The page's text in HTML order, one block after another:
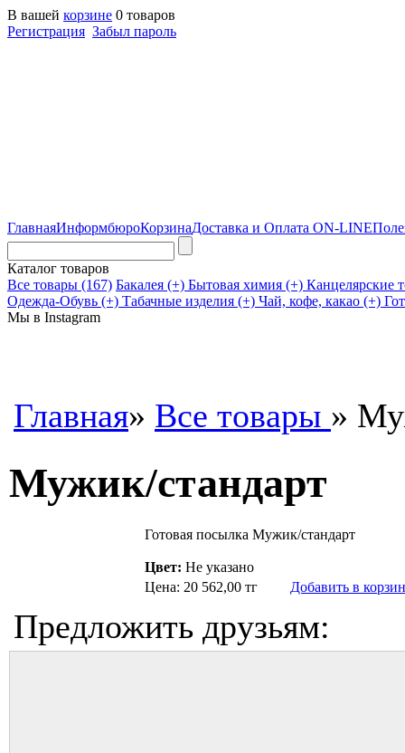
В вашей корзине 0 товаров
Регистрация Забыл пароль
ГлавнаяИнформбюроКорзинаДоставка и Оплата ON-LINE
Каталог товаров
Все товары (167) Бакалея (+) Бытовая химия (+) Канцелярские
Одежда-Обувь (+) Табачные изделия (+) Чай, кофе, какао (+)
Мы в Instagram
Главная» Все товары »
Мужик/стандарт
Готовая посылка Мужик/стандарт
Цвет: Не указано
Цена: 20 562,00 тг
Добавить в
Предложить друзьям: